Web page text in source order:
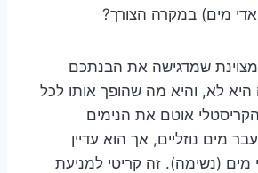
מים) במקרה הצורך?
שמדגישה את הבנתכם
לא, והיא מה שהופך אותו לכל
אוטם את הנימים
מים נוזליים, אך הוא עדיין
(נשימה). זה קריטי למניעת